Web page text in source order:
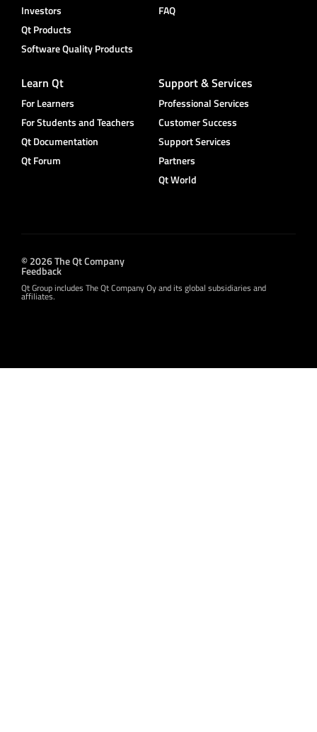
Investors
Qt Products
Software Quality Products
FAQ
Learn Qt
For Learners
For Students and Teachers
Qt Documentation
Qt Forum
Support & Services
Professional Services
Customer Success
Support Services
Partners
Qt World
© 2026 The Qt Company
Feedback
Qt Group includes The Qt Company Oy and its global subsidiaries and
affiliates.